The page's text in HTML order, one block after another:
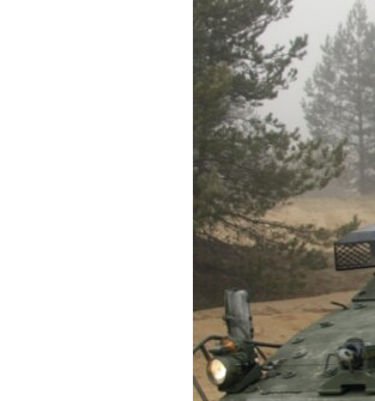
УКРАЇНСЬКА ПРОБЛЕМА КРИМУ